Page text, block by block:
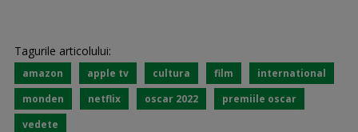
Tagurile articolului:
amazon apple tv cultura film
international
monden
netflix oscar 2022
premiile oscar
vedete